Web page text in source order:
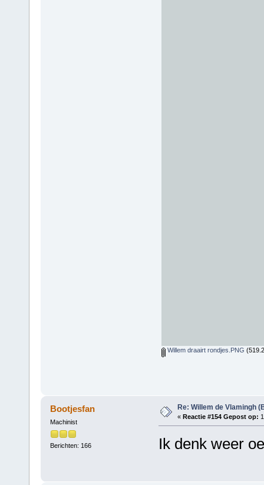
Willem draairt rondjes.PNG
Bootjesfan
Machinist
Berichten: 166
Re: Willem de Vlamingh
« Reactie #154 Gepost op:
Ik denk weer